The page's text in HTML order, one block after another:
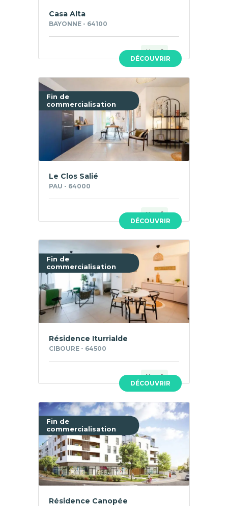
DÉCOUVRIR
Casa Alta
BAYONNE - 64100
Neuf
Fin de
commercialisation
DÉCOUVRIR
Le Clos Salié
PAU - 64000
Neuf
Fin de
commercialisation
DÉCOUVRIR
Résidence Iturrialde
CIBOURE - 64500
Neuf
Fin de
commercialisation
Résidence Canopée